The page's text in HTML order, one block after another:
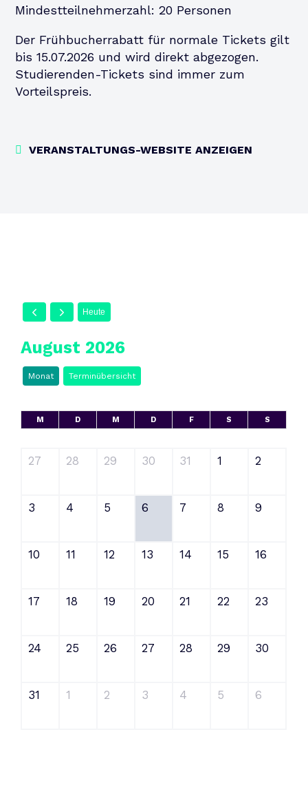
Mindestteilnehmerzahl: 20 Personen
Der Frühbucherrabatt für normale Tickets gilt
bis 15.07.2026 und wird direkt abgezogen.
Studierenden-Tickets sind immer zum
Vorteilspreis.
VERANSTALTUNGS-WEBSITE ANZEIGEN
Heute
August 2026
Monat Terminübersicht
M D M D F S S
27 28 29 30 31 1 2
3 4 5 6 7 8 9
10 11 12 13 14 15 16
17 18 19 20 21 22 23
24 25 26 27 28 29 30
31 1 2 3 4 5 6